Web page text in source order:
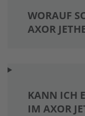
WORAUF
AXOR
KANN ICH
IM AXOR